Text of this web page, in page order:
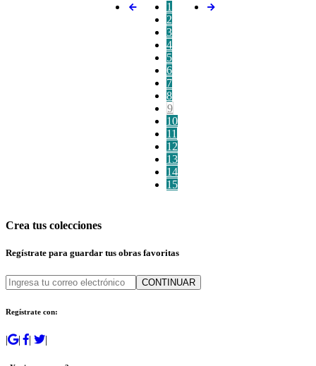
1
2
3
4
5
6
7
8
9
10
11
12
13
14
15
Crea tus colecciones
Regístrate para guardar tus obras favoritas
CONTINUAR
Regístrate con:
| | | |